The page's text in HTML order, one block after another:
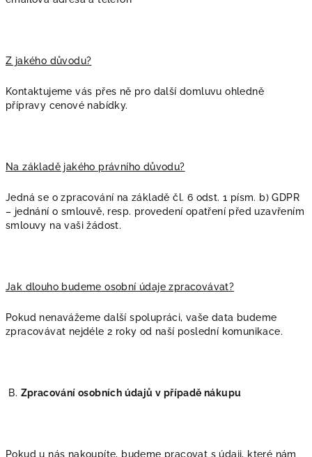
Z jakého důvodu?
Kontaktujeme vás přes ně pro další domluvu ohledně
přípravy cenové nabídky.
Na základě jakého právního důvodu?
Jedná se o zpracování na základě čl. 6 odst. 1 písm. b) GDPR
– jednání o smlouvě, resp. provedení opatření před uzavřením
smlouvy na vaši žádost.
Jak dlouho budeme osobní údaje zpracovávat?
Pokud nenavážeme další spolupráci, vaše data budeme
zpracovávat nejdéle 2 roky od naší poslední komunikace.
B. Zpracování osobních údajů v případě nákupu
Pokud u nás nakoupíte, budeme pracovat s údaji, které nám